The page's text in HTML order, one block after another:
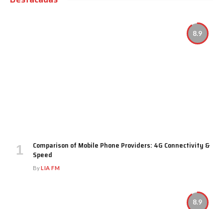
8.9
Comparison of Mobile Phone Providers: 4G Connectivity &
Speed
ByLIA FM
8.9